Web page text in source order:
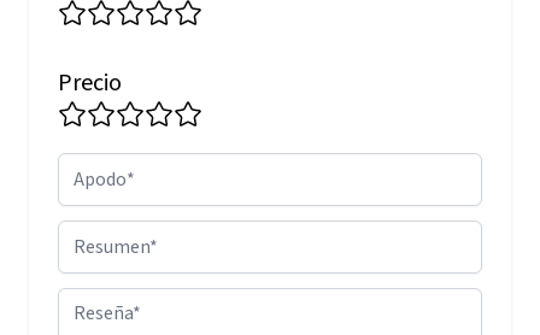
Precio
Apodo
Resumen
Reseña